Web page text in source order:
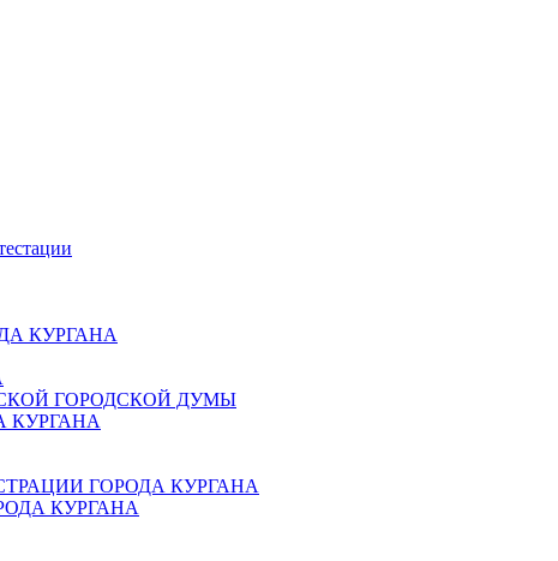
КУРГАНА
ГОРОДСКОЙ ДУМЫ
КУРГАНА
ГОРОДА КУРГАНА
КУРГАНА